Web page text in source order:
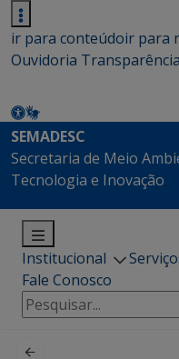
ir para conteúdoir para
Ouvidoria Transparência
SEMADESC
Secretaria de Meio
Tecnologia e Inovação
Institucional
Fale Conosco
Pesquisar
por: